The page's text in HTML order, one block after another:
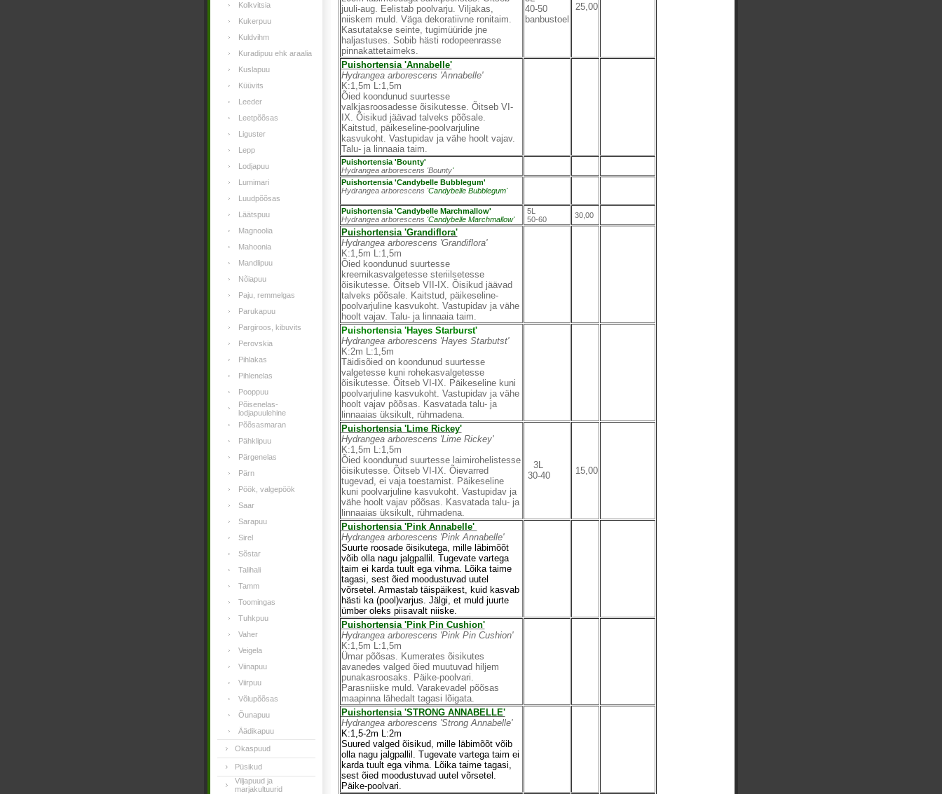
Kolkvitsia
Kukerpuu
Kuldvihm
Kuradipuu ehk araalia
Kuslapuu
Küüvits
Leeder
Leetpõõsas
Liguster
Lepp
Lodjapuu
Lumimari
Luudpõõsas
Läätspuu
Magnoolia
Mahoonia
Mandlipuu
Nõiapuu
Paju, remmelgas
Parukapuu
Pargiroos, kibuvits
Perovskia
Pihlakas
Pihlenelas
Pooppuu
Põisenelas-
lodjapuulehine
Põõsasmaran
Pähklipuu
Pärgenelas
Pärn
Pöök, valgepöök
Saar
Sarapuu
Sirel
Sõstar
Talihali
Tamm
Toomingas
Tuhkpuu
Vaher
Veigela
Viinapuu
Viirpuu
Võlupõõsas
Õunapuu
Äädikapuu
Okaspuud
Püsikud
Viljapuud ja
marjakultuurid
juuli-aug. Eelistab poolvarju. Viljakas,
niiskem muld. Väga dekoratiivne ronitaim.
Kasutatakse seinte, tugimüüride jne
haljastuses. Sobib hästi rodopeenrasse
pinnakattetaimeks.
40-50
banbustoel
25,00
Puishortensia 'Annabelle'
Hydrangea arborescens 'Annabelle'
K:1,5m L:1,5m
Õied koondunud suurtesse
valkjasroosadesse õisikutesse. Õitseb VI-
IX. Õisikud jäävad talveks põõsale.
Kaitstud, päikeseline-poolvarjuline
kasvukoht. Vastupidav ja vähe hoolt vajav.
Talu- ja linnaaia taim.
Puishortensia 'Bounty'
Hydrangea arborescens 'Bounty'
Puishortensia 'Candybelle Bubblegum'
Hydrangea arborescens 'Candybelle Bubblegum'
Puishortensia 'Candybelle Marchmallow'
Hydrangea arborescens 'Candybelle Marchmallow'
5L
50-60
30,00
Puishortensia 'Grandiflora'
Hydrangea arborescens 'Grandiflora'
K:1,5m L:1,5m
Õied koondunud suurtesse
kreemikasvalgetesse steriilsetesse
õisikutesse. Õitseb VII-IX. Õisikud jäävad
talveks põõsale. Kaitstud, päikeseline-
poolvarjuline kasvukoht. Vastupidav ja vähe
hoolt vajav. Talu- ja linnaaia taim.
Puishortensia 'Hayes Starburst'
Hydrangea arborescens 'Hayes Starbutst'
K:2m L:1,5m
Täidisõied on koondunud suurtesse
valgetesse kuni rohekasvalgetesse
õisikutesse. Õitseb VI-IX. Päikeseline kuni
poolvarjuline kasvukoht. Vastupidav ja vähe
hoolt vajav põõsas. Kasvatada talu- ja
linnaaias üksikult, rühmadena.
Puishortensia 'Lime Rickey'
Hydrangea arborescens 'Lime Rickey'
K:1,5m L:1,5m
Õied koondunud suurtesse laimirohelistesse
õisikutesse. Õitseb VI-IX. Õievarred
tugevad, ei vaja toestamist. Päikeseline
kuni poolvarjuline kasvukoht. Vastupidav ja
vähe hoolt vajav põõsas. Kasvatada talu- ja
linnaaias üksikult, rühmadena.
3L
30-40
15,00
Puishortensia 'Pink Annabelle'
Hydrangea arborescens 'Pink Annabelle'
Suurte roosade õisikutega, mille läbimõõt
võib olla nagu jalgpallil. Tugevate vartega
taim ei karda tuult ega vihma. Lõika taime
tagasi, sest õied moodustuvad uutel
võrsetel. Armastab täispäikest, kuid kasvab
hästi ka (pool)varjus. Jälgi, et muld juurte
ümber oleks piisavalt niiske.
Puishortensia 'Pink Pin Cushion'
Hydrangea arborescens 'Pink Pin Cushion'
K:1,5m L:1,5m
Ümar põõsas. Kumerates õisikutes
avanedes valged õied muutuvad hiljem
punakasroosaks. Päike-poolvari.
Parasniiske muld. Varakevadel põõsas
maapinna lähedalt tagasi lõigata.
Puishortensia 'STRONG ANNABELLE'
Hydrangea arborescens 'Strong Annabelle'
K:1,5-2m L:2m
Suured valged õisikud, mille läbimõõt võib
olla nagu jalgpallil. Tugevate vartega taim ei
karda tuult ega vihma. Lõika taime tagasi,
sest õied moodustuvad uutel võrsetel.
Päike-poolvari.